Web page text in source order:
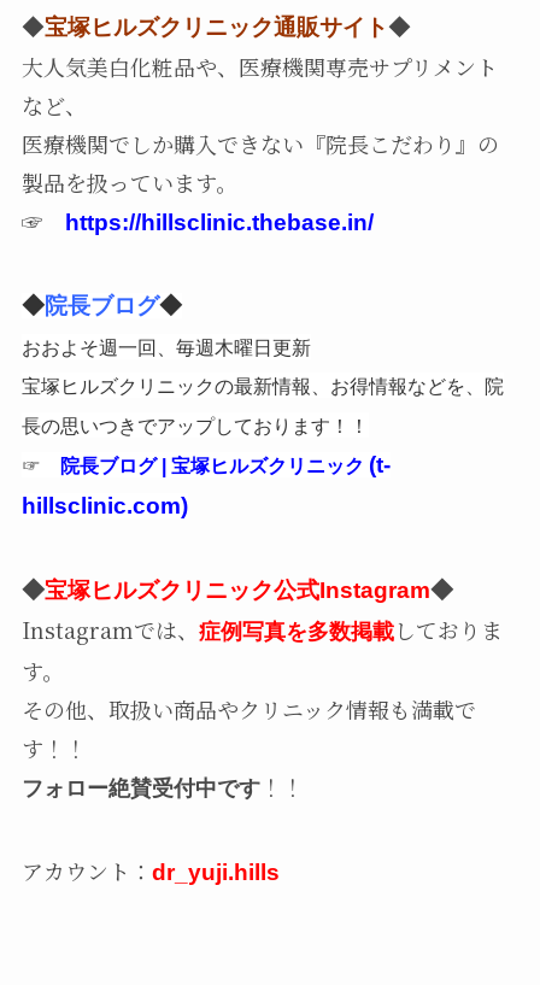
◆宝塚ヒルズクリニック通販サイト◆
大人気美白化粧品や、医療機関専売サプリメント
など、
医療機関でしか購入できない『院長こだわり』の
製品を扱っています。
☞
https://hillsclinic.thebase.in/
◆院長ブログ◆
おおよそ週一回、毎週木曜日更新
宝塚ヒルズクリニックの最新情報、お得情報などを、院
長の思いつきでアップしております！！
☞ 院長ブログ | 宝塚ヒルズクリニック (t-
hillsclinic.com)
◆宝塚ヒルズクリニック公式Instagram◆
Instagramでは、 症例写真を多数掲載しておりま
す。
その他、取扱い商品やクリニック情報も満載で
す！！
フォロー絶賛受付中です！！
アカウント： dr_yuji.hills